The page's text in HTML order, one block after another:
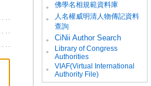
。 佛學名相規範資料庫
。
人名權威明清人物傳記資料
查詢
。
CiNii Author Search
。
Library of Congress
Authorities
。
VIAF(Virtual International
Authority File)